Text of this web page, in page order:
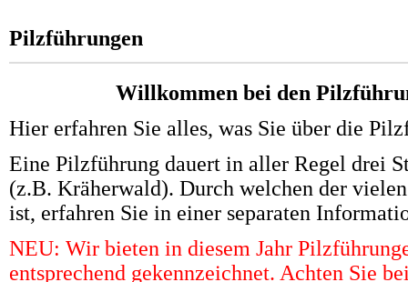
Pilzführungen
Willkommen bei den
Hier erfahren Sie alles, was Sie über die
Eine Pilzführung dauert in aller Regel drei
(z.B. Kräherwald). Durch welchen der
ist, erfahren Sie in einer separaten
NEU: Wir bieten in diesem Jahr
entsprechend gekennzeichnet. Achten Sie